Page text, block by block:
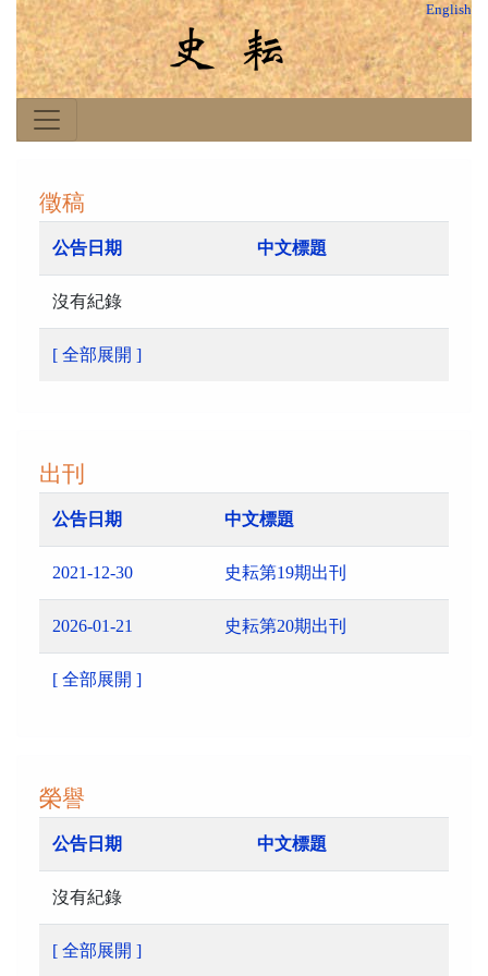
English
徵稿
公告日期 中文標題
沒有紀錄
[ 全部展開 ]
出刊
公告日期 中文標題
2021-12-30 史耘第19期出刊
2026-01-21 史耘第20期出刊
[ 全部展開 ]
榮譽
公告日期 中文標題
沒有紀錄
[ 全部展開 ]